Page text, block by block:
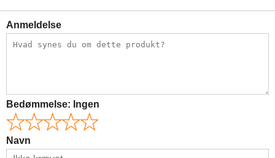
Anmeldelse
Bedømmelse: Ingen
Navn